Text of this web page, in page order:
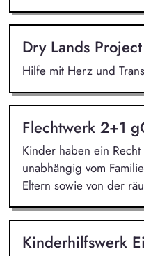
Dry Lands
Hilfe mit Herz und
Flechtwerk 2+1
Kinder haben ein
unabhängig vom
Eltern sowie von der
Kinderhilfswerk